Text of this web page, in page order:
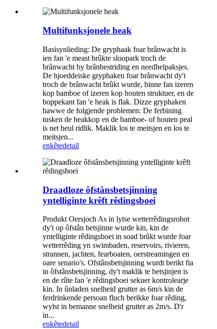
Multifunksjonele heak
Basisynlieding: De gryphaak foar brânwacht is
ien fan 'e meast brûkte sloopark troch de
brânwacht by brânbestriding en needhelpaksjes.
De hjoeddeiske gryphaken foar brânwacht dy't
troch de brânwacht brûkt wurde, binne fan izeren
kop bamboe of izeren kop houten struktuer, en de
boppekant fan 'e heak is flak. Dizze gryphaken
hawwe de folgjende problemen: De ferbining
tusken de heakkop en de bamboe- of houten peal
is net heul ridlik. Maklik los te meitsjen en los te
meitsjen...
enkêtedetail
Draadloze ôfstânsbetsjinning
yntelliginte krêft rêdingsboei
Produkt Oersjoch As in lytse wetterrêdingsrobot
dy't op ôfstân betsjinne wurde kin, kin de
yntelliginte rêdingsboei in soad brûkt wurde foar
wetterrêding yn swimbaden, reservoirs, rivieren,
strannen, jachten, fearboaten, oerstreamingen en
oare senario's. Ofstânsbetsjinning wurdt berikt fia
in ôfstânsbetsjinning, dy't maklik te betsjinjen is
en de rûte fan 'e rêdingsboei sekuer kontrolearje
kin. In ûnladen snelheid grutter as 6m/s kin de
ferdrinkende persoan fluch berikke foar rêding,
wylst in bemanne snelheid grutter as 2m/s. D'r
in...
enkêtedetail